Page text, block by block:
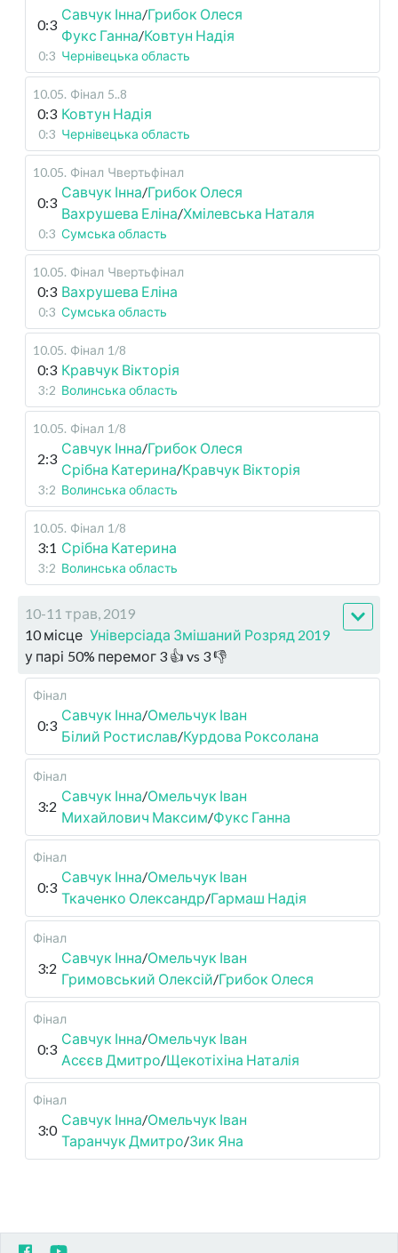
0:3
Савчук Інна/Грибок Олеся
Фукс Ганна/Ковтун Надія
0:3 Чернівецька область
10.05. Фінал 5..8
0:3 Ковтун Надія
0:3 Чернівецька область
10.05. Фінал Чвертьфінал
0:3
Савчук Інна/Грибок Олеся
Вахрушева Еліна/Хмілевська Наталя
0:3 Сумська область
10.05. Фінал Чвертьфінал
0:3 Вахрушева Еліна
0:3 Сумська область
10.05. Фінал 1/8
0:3 Кравчук Вікторія
3:2 Волинська область
10.05. Фінал 1/8
2:3
Савчук Інна/Грибок Олеся
Срібна Катерина/Кравчук Вікторія
3:2 Волинська область
10.05. Фінал 1/8
3:1 Срібна Катерина
3:2 Волинська область
10-11 трав, 2019
10 місце Універсіада Змішаний Розряд 2019
у парі 50% перемог 3 👍 vs 3👎
Фінал
0:3
Савчук Інна/Омельчук Іван
Білий Ростислав/Курдова Роксолана
Фінал
3:2
Савчук Інна/Омельчук Іван
Михайлович Максим/Фукс Ганна
Фінал
0:3
Савчук Інна/Омельчук Іван
Ткаченко Олександр/Гармаш Надія
Фінал
3:2
Савчук Інна/Омельчук Іван
Гримовський Олексій/Грибок Олеся
Фінал
0:3
Савчук Інна/Омельчук Іван
Асєєв Дмитро/Щекотіхіна Наталія
Фінал
3:0
Савчук Інна/Омельчук Іван
Таранчук Дмитро/Зик Яна